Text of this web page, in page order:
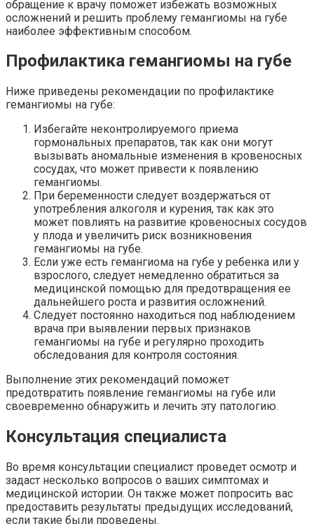
обращение к врачу поможет избежать возможных
осложнений и решить проблему гемангиомы на губе
наиболее эффективным способом.
Профилактика гемангиомы на губе
Ниже приведены рекомендации по профилактике
гемангиомы на губе:
Избегайте неконтролируемого приема
гормональных препаратов, так как они могут
вызывать аномальные изменения в кровеносных
сосудах, что может привести к появлению
гемангиомы.
При беременности следует воздержаться от
употребления алкоголя и курения, так как это
может повлиять на развитие кровеносных сосудов
у плода и увеличить риск возникновения
гемангиомы на губе.
Если уже есть гемангиома на губе у ребенка или у
взрослого, следует немедленно обратиться за
медицинской помощью для предотвращения ее
дальнейшего роста и развития осложнений.
Следует постоянно находиться под наблюдением
врача при выявлении первых признаков
гемангиомы на губе и регулярно проходить
обследования для контроля состояния.
Выполнение этих рекомендаций поможет
предотвратить появление гемангиомы на губе или
своевременно обнаружить и лечить эту патологию.
Консультация специалиста
Во время консультации специалист проведет осмотр и
задаст несколько вопросов о ваших симптомах и
медицинской истории. Он также может попросить вас
предоставить результаты предыдущих исследований,
если такие были проведены.